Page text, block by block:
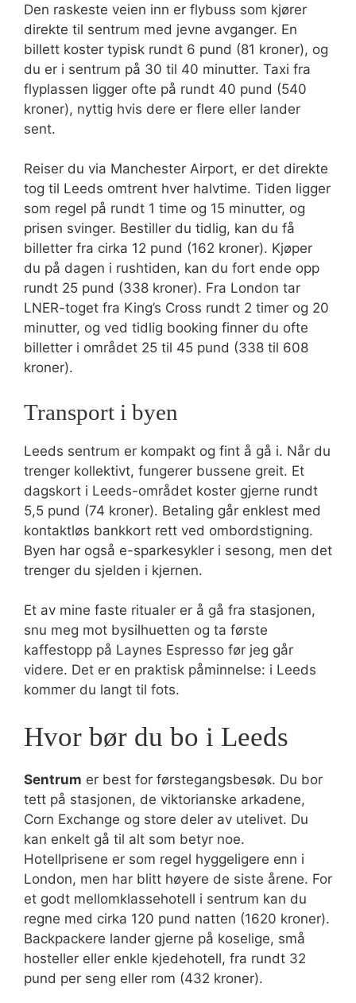
Den raskeste veien inn er flybuss som kjører
direkte til sentrum med jevne avganger. En
billett koster typisk rundt 6 pund (81 kroner), og
du er i sentrum på 30 til 40 minutter. Taxi fra
flyplassen ligger ofte på rundt 40 pund (540
kroner), nyttig hvis dere er flere eller lander
sent.
Reiser du via Manchester Airport, er det direkte
tog til Leeds omtrent hver halvtime. Tiden ligger
som regel på rundt 1 time og 15 minutter, og
prisen svinger. Bestiller du tidlig, kan du få
billetter fra cirka 12 pund (162 kroner). Kjøper
du på dagen i rushtiden, kan du fort ende opp
rundt 25 pund (338 kroner). Fra London tar
LNER-toget fra King’s Cross rundt 2 timer og 20
minutter, og ved tidlig booking finner du ofte
billetter i området 25 til 45 pund (338 til 608
kroner).
Transport i byen
Leeds sentrum er kompakt og fint å gå i. Når du
trenger kollektivt, fungerer bussene greit. Et
dagskort i Leeds-området koster gjerne rundt
5,5 pund (74 kroner). Betaling går enklest med
kontaktløs bankkort rett ved ombordstigning.
Byen har også e-sparkesykler i sesong, men det
trenger du sjelden i kjernen.
Et av mine faste ritualer er å gå fra stasjonen,
snu meg mot bysilhuetten og ta første
kaffestopp på Laynes Espresso før jeg går
videre. Det er en praktisk påminnelse: i Leeds
kommer du langt til fots.
Hvor bør du bo i Leeds
Sentrum er best for førstegangsbesøk. Du bor
tett på stasjonen, de viktorianske arkadene,
Corn Exchange og store deler av utelivet. Du
kan enkelt gå til alt som betyr noe.
Hotellprisene er som regel hyggeligere enn i
London, men har blitt høyere de siste årene. For
et godt mellomklassehotell i sentrum kan du
regne med cirka 120 pund natten (1620 kroner).
Backpackere lander gjerne på koselige, små
hosteller eller enkle kjedehotell, fra rundt 32
pund per seng eller rom (432 kroner).